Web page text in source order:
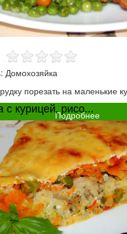
Домохозяйка
порезать на маленькие
Подробнее
с курицей, рисо...